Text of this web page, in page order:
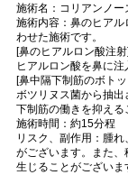
施術名：コリアンノー
施術内容：鼻のヒア
わせた施術です。
[鼻のヒアルロン酸注
ヒアルロン酸を鼻に注
[鼻中隔下制筋のボト
ボツリヌス菌から抽
下制筋の働きを抑える
施術時間：約15分程
リスク、副作用：腫
がございます。また
生じることがござい